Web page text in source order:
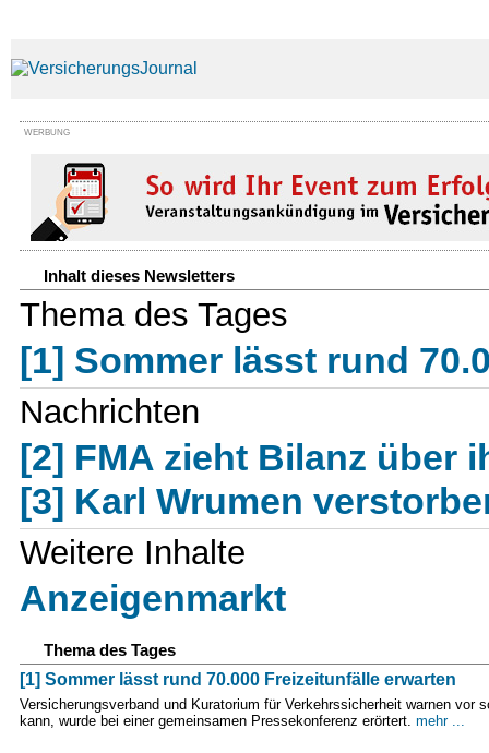
WERBUNG
Inhalt dieses Newsletters
Thema des Tages
[1] Sommer lässt rund
Nachrichten
[2] FMA zieht Bilanz über
[3] Karl Wrumen
Weitere Inhalte
Anzeigenmarkt
Thema des Tages
[1] Sommer lässt rund 70.000 Freizeitunfälle erwarten
Versicherungsverband und Kuratorium für Verkehrssicherheit warnen
kann, wurde bei einer gemeinsamen Pressekonferenz erörtert. mehr ...